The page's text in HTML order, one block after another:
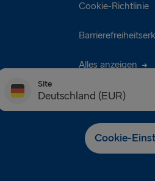
Cookie-Richtlinie
Alles anzeigen
Site
Deutschland (EUR)
Danmark (DKK)
Deutschland (EUR)
Cookie-